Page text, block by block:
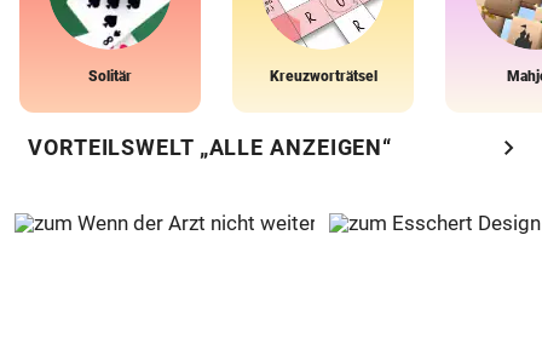
Solitär Kreuzworträtsel
VORTEILSWELT „ALLE ANZEIGEN“ chevron_right